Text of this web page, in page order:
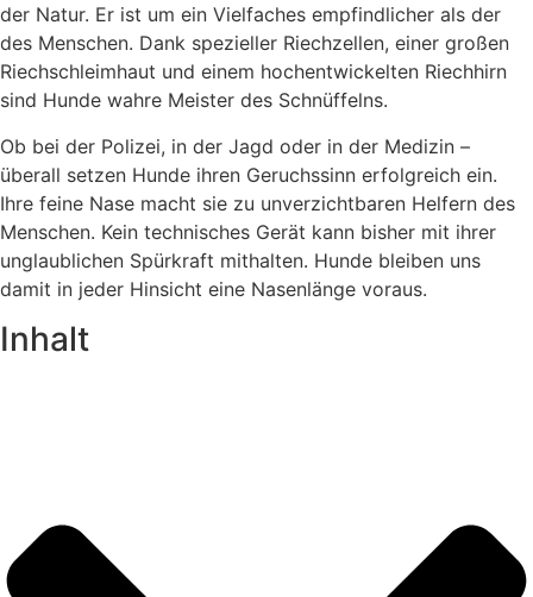
der Natur. Er ist um ein Vielfaches empfindlicher als der
des Menschen. Dank spezieller Riechzellen, einer großen
Riechschleimhaut und einem hochentwickelten Riechhirn
sind Hunde wahre Meister des Schnüffelns.
Ob bei der Polizei, in der Jagd oder in der Medizin –
überall setzen Hunde ihren Geruchssinn erfolgreich ein.
Ihre feine Nase macht sie zu unverzichtbaren Helfern des
Menschen. Kein technisches Gerät kann bisher mit ihrer
unglaublichen Spürkraft mithalten. Hunde bleiben uns
damit in jeder Hinsicht eine Nasenlänge voraus.
Inhalt